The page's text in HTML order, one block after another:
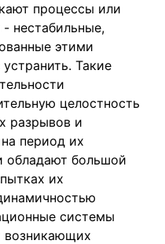
процессы или
- нестабильные,
этими
Такие
целостность
разрывов и
период их
обладают большой
их
системы
возникающих